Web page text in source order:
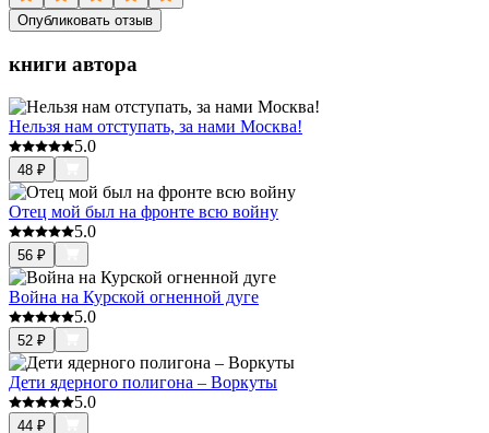
Опубликовать отзыв
книги автора
Нельзя нам отступать, за нами Москва!
5.0
48 ₽
Отец мой был на фронте всю войну
5.0
56 ₽
Война на Курской огненной дуге
5.0
52 ₽
Дети ядерного полигона – Воркуты
5.0
44 ₽